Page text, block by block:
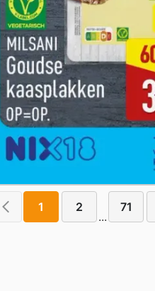
1 2
...
71